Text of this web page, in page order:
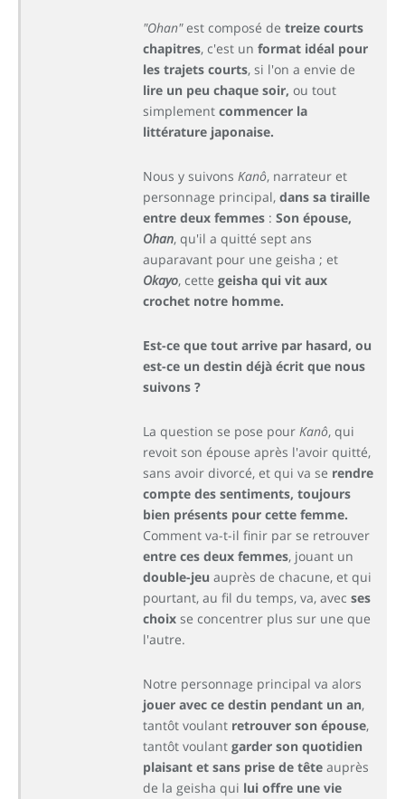
"Ohan"est composé de treize courts
chapitres, c'est un format idéal pour
les trajets courts, si l'on a envie de
lire un peu chaque soir, ou tout
simplement commencer la
littérature japonaise.
Nous y suivons Kanô, narrateur et
personnage principal, dans sa tiraille
entre deux femmes : Son épouse,
Ohan, qu'il a quitté sept ans
auparavant pour une geisha ; et
Okayo, cette geisha qui vit aux
crochet notre homme.
Est-ce que tout arrive par hasard, ou
est-ce un destin déjà écrit que nous
suivons ?
La question se pose pour Kanô, qui
revoit son épouse après l'avoir quitté,
sans avoir divorcé, et qui va se rendre
compte des sentiments, toujours
bien présents pour cette femme.
Comment va-t-il finir par se retrouver
entre ces deux femmes, jouant un
double-jeu auprès de chacune, et qui
pourtant, au fil du temps, va, avec ses
choix se concentrer plus sur une que
l'autre.
Notre personnage principal va alors
jouer avec ce destin pendant un an,
tantôt voulant retrouver son épouse,
tantôt voulant garder son quotidien
plaisant et sans prise de tête auprès
de la geisha qui lui offre une vie